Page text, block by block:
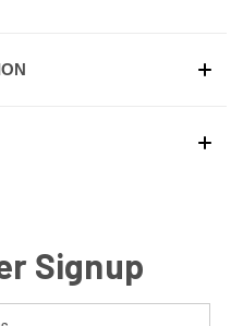
Signup